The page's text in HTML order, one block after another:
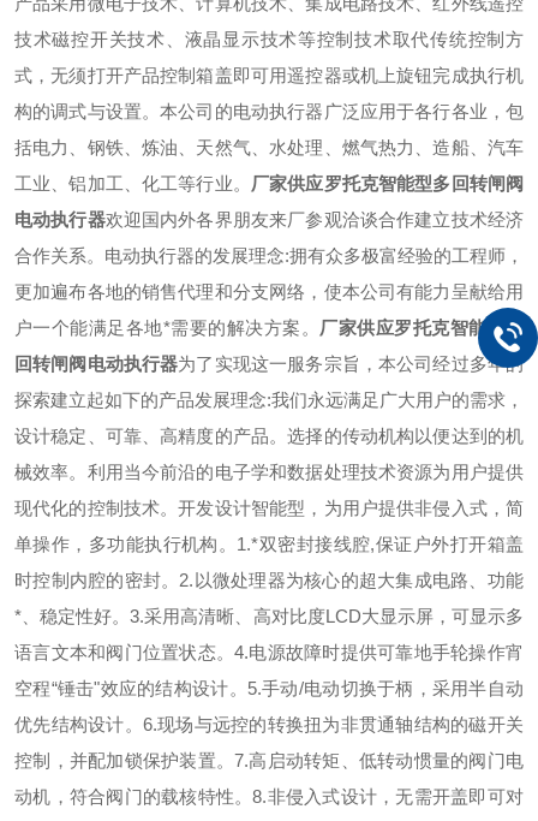
技术磁控开关技术、液晶显示技术等控制技术取代传统控制方
式，无须打开产品控制箱盖即可用遥控器或机上旋钮完成执行机
构的调式与设置。本公司的电动执行器广泛应用于各行各业，包
括电力、钢铁、炼油、天然气、水处理、燃气热力、造船、汽车
工业、铝加工、化工等行业。 厂家供应罗托克智能型多回转闸阀
电动执行器欢迎国内外各界朋友来厂参观洽谈合作建立技术经济
合作关系。电动执行器的发展理念:拥有众多极富经验的工程师，
更加遍布各地的销售代理和分支网络，使本公司有能力呈献给用
户一个能满足各地*需要的解决方案。 厂家供应罗托克智能型多
回转闸阀电动执行器为了实现这一服务宗旨，本公司经过多年的
探索建立起如下的产品发展理念:我们永远满足广大用户的需求，
设计稳定、可靠、高精度的产品。选择的传动机构以便达到的机
械效率。利用当今前沿的电子学和数据处理技术资源为用户提供
现代化的控制技术。开发设计智能型，为用户提供非侵入式，简
单操作，多功能执行机构。1.*双密封接线腔,保证户外打开箱盖
时控制内腔的密封。2.以微处理器为核心的超大集成电路、功能
*、稳定性好。3.采用高清晰、高对比度LCD大显示屏，可显示多
语言文本和阀门位置状态。4.电源故障时提供可靠地手轮操作宵
空程“锤击"效应的结构设计。5.手动/电动切换于柄，采用半自动
优先结构设计。6.现场与远控的转换扭为非贯通轴结构的磁开关
控制，并配加锁保护装置。7.高启动转矩、低转动惯量的阀门电
动机，符合阀门的载核特性。8.非侵入式设计，无需开盖即可对